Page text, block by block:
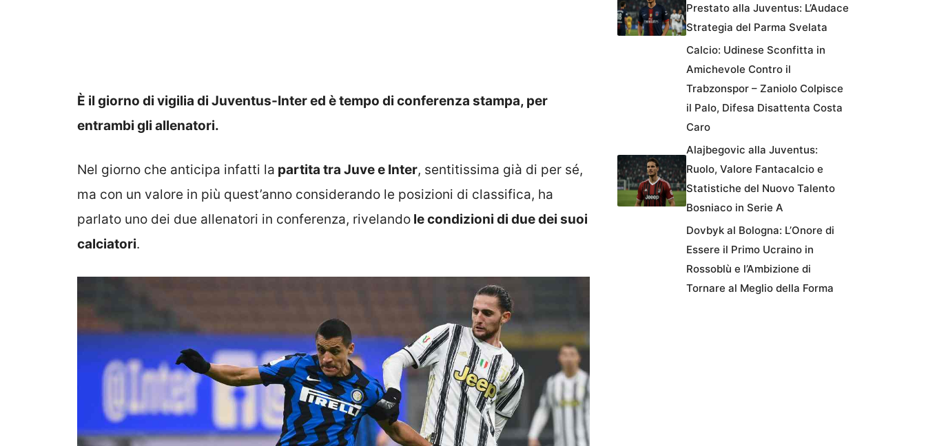
È il giorno di vigilia di Juventus-Inter ed è tempo di conferenza stampa, per
entrambi gli allenatori.
Nel giorno che anticipa infatti la partita tra Juve e Inter, sentitissima già di per sé,
ma con un valore in più quest’anno considerando le posizioni di classifica, ha
parlato uno dei due allenatori in conferenza, rivelando le condizioni di due dei suoi
calciatori.
Prestato alla Juventus: L’Audace
Strategia del Parma Svelata
Calcio: Udinese Sconfitta in
Amichevole Contro il
Trabzonspor – Zaniolo Colpisce
il Palo, Difesa Disattenta Costa
Caro
Alajbegovic alla Juventus:
Ruolo, Valore Fantacalcio e
Statistiche del Nuovo Talento
Bosniaco in Serie A
Dovbyk al Bologna: L’Onore di
Essere il Primo Ucraino in
Rossoblù e l’Ambizione di
Tornare al Meglio della Forma